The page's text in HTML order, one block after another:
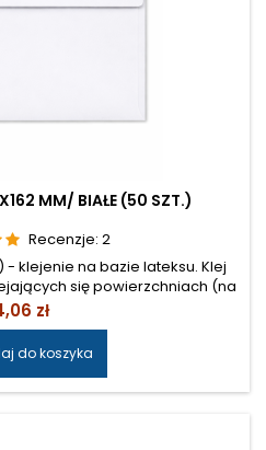
MM/ BIAŁE (50 SZT.)
Recenzje: 2
klejenie na bazie lateksu. Klej
się powierzchniach (na
Zaklejenie uzyskuje się
Obsługa ręczna jest tu więc
Jednak trwałość
sposobu przechowywania -
jest...
zł
do koszyka